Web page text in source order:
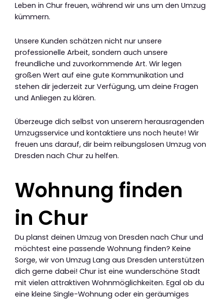
Leben in Chur freuen, während wir uns um den Umzug
kümmern.
Unsere Kunden schätzen nicht nur unsere
professionelle Arbeit, sondern auch unsere
freundliche und zuvorkommende Art. Wir legen
großen Wert auf eine gute Kommunikation und
stehen dir jederzeit zur Verfügung, um deine Fragen
und Anliegen zu klären.
Überzeuge dich selbst von unserem herausragenden
Umzugsservice und kontaktiere uns noch heute! Wir
freuen uns darauf, dir beim reibungslosen Umzug von
Dresden nach Chur zu helfen.
Wohnung finden
in Chur
Du planst deinen Umzug von Dresden nach Chur und
möchtest eine passende Wohnung finden? Keine
Sorge, wir von Umzug Lang aus Dresden unterstützen
dich gerne dabei! Chur ist eine wunderschöne Stadt
mit vielen attraktiven Wohnmöglichkeiten. Egal ob du
eine kleine Single-Wohnung oder ein geräumiges